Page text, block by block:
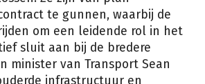
te gunnen, waarbij de
om een leidende rol in het
sluit aan bij de bredere
minister van Transport Sean
infrastructuur en